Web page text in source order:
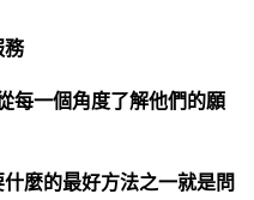
務
每一個角度了解他們的願
麼的最好方法之一就是問